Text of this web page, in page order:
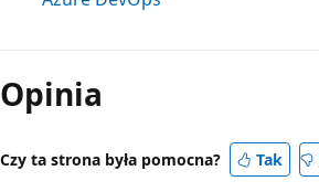
Tryb
odczytu
wyłączony
Opinia
Czy ta strona była pomocna? Tak